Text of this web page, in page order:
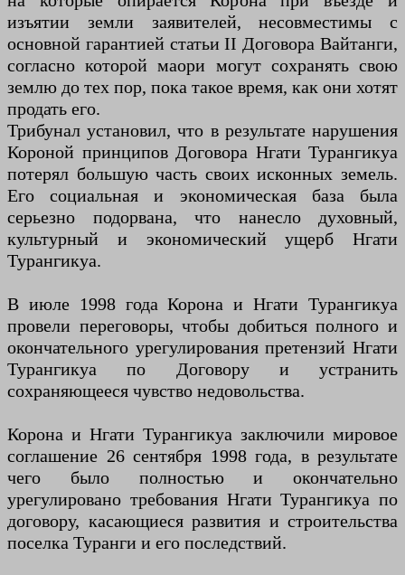
изъятии земли заявителей, несовместимы с
основной гарантией статьи II Договора Вайтанги,
согласно которой маори могут сохранять свою
землю до тех пор, пока такое время, как они хотят
продать его.
Трибунал установил, что в результате нарушения
Короной принципов Договора Нгати Турангикуа
потерял большую часть своих исконных земель.
Его социальная и экономическая база была
серьезно подорвана, что нанесло духовный,
культурный и экономический ущерб Нгати
Турангикуа.
В июле 1998 года Корона и Нгати Турангикуа
провели переговоры, чтобы добиться полного и
окончательного урегулирования претензий Нгати
Турангикуа по Договору и устранить
сохраняющееся чувство недовольства.
Корона и Нгати Турангикуа заключили мировое
соглашение 26 сентября 1998 года, в результате
чего было полностью и окончательно
урегулировано требования Нгати Турангикуа по
договору, касающиеся развития и строительства
поселка Туранги и его последствий.